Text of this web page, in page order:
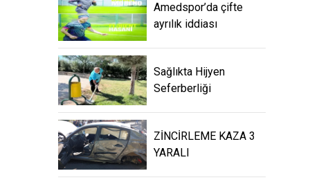
Amedspor’da çifte
ayrılık iddiası
Sağlıkta Hijyen
Seferberliği
ZİNCİRLEME KAZA 3
YARALI